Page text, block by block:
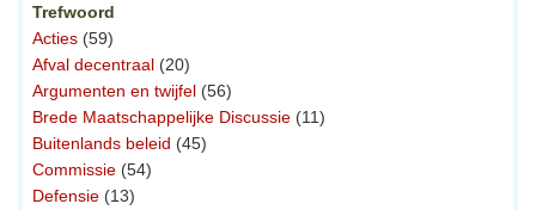
Trefwoord
Acties (59)
Afval decentraal (20)
Argumenten en twijfel (56)
Brede Maatschappelijke Discussie (11)
Buitenlands beleid (45)
Commissie (54)
Defensie (13)